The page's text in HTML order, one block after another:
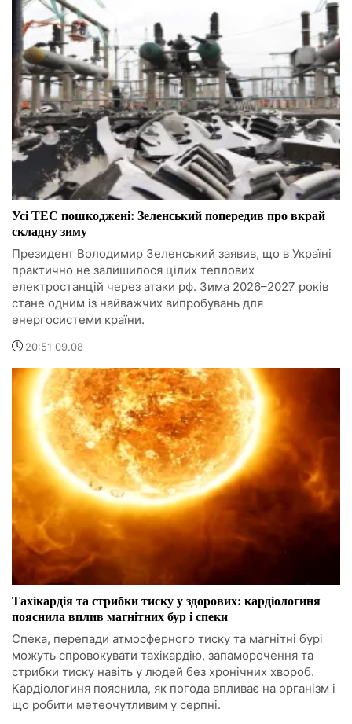
Усі ТЕС пошкоджені: Зеленський попередив про вкрай
складну зиму
Президент Володимир Зеленський заявив, що в Україні
практично не залишилося цілих теплових
електростанцій через атаки рф. Зима 2026–2027 років
стане одним із найважчих випробувань для
енергосистеми країни.
20:51 09.08
Тахікардія та стрибки тиску у здорових: кардіологиня
пояснила вплив магнітних бур і спеки
Спека, перепади атмосферного тиску та магнітні бурі
можуть спровокувати тахікардію, запаморочення та
стрибки тиску навіть у людей без хронічних хвороб.
Кардіологиня пояснила, як погода впливає на організм і
що робити метеочутливим у серпні.